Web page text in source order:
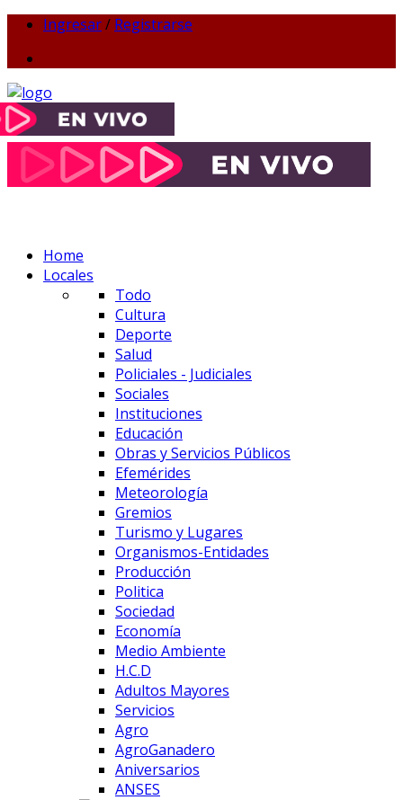
Ingresar/ Registrarse
Home
Locales
Todo
Cultura
Deporte
Salud
Policiales - Judiciales
Sociales
Instituciones
Educación
Obras y Servicios Públicos
Efemérides
Meteorología
Gremios
Turismo y Lugares
Organismos-Entidades
Producción
Politica
Sociedad
Economía
Medio Ambiente
H.C.D
Adultos Mayores
Servicios
Agro
AgroGanadero
Aniversarios
ANSES